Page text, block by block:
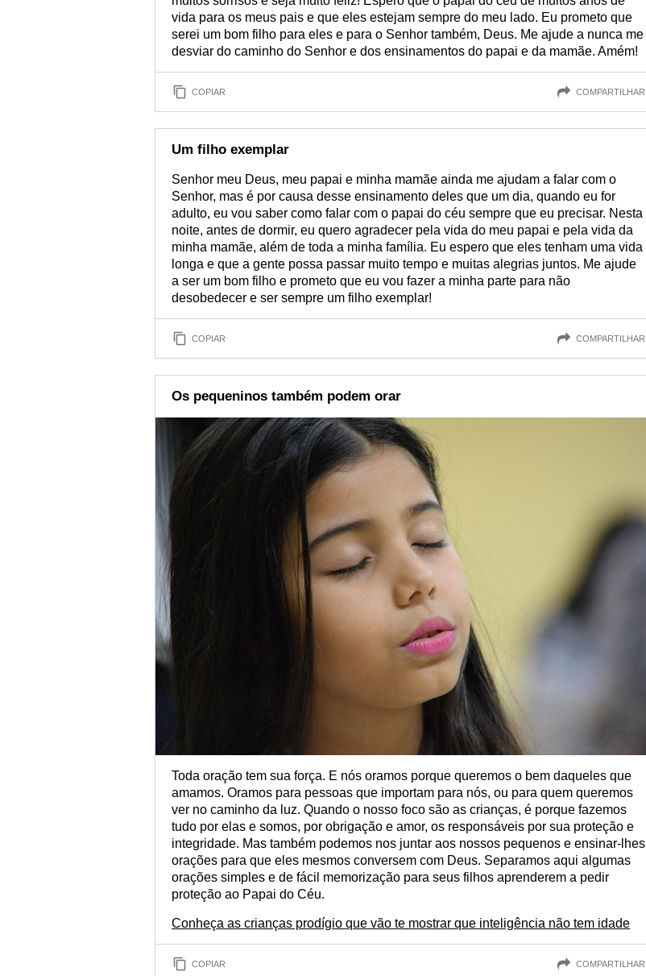
vida para os meus pais e que eles estejam sempre do meu lado. Eu prometo que
serei um bom filho para eles e para o Senhor também, Deus. Me ajude a nunca me
desviar do caminho do Senhor e dos ensinamentos do papai e da mamãe. Amém!
COPIAR COMPARTILHAR
Um filho exemplar
Senhor meu Deus, meu papai e minha mamãe ainda me ajudam a falar com o
Senhor, mas é por causa desse ensinamento deles que um dia, quando eu for
adulto, eu vou saber como falar com o papai do céu sempre que eu precisar. Nesta
noite, antes de dormir, eu quero agradecer pela vida do meu papai e pela vida da
minha mamãe, além de toda a minha família. Eu espero que eles tenham uma vida
longa e que a gente possa passar muito tempo e muitas alegrias juntos. Me ajude
a ser um bom filho e prometo que eu vou fazer a minha parte para não
desobedecer e ser sempre um filho exemplar!
COPIAR COMPARTILHAR
Os pequeninos também podem orar
Toda oração tem sua força. E nós oramos porque queremos o bem daqueles que
amamos. Oramos para pessoas que importam para nós, ou para quem queremos
ver no caminho da luz. Quando o nosso foco são as crianças, é porque fazemos
tudo por elas e somos, por obrigação e amor, os responsáveis por sua proteção e
integridade. Mas também podemos nos juntar aos nossos pequenos e ensinar-lhes
orações para que eles mesmos conversem com Deus. Separamos aqui algumas
orações simples e de fácil memorização para seus filhos aprenderem a pedir
proteção ao Papai do Céu.
Conheça as crianças prodígio que vão te mostrar que inteligência não tem idade
COPIAR COMPARTILHAR